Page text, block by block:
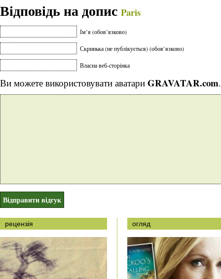
Відповідь на допис Paris
Ім’я (обов’язково)
Скринька (не публікується) (обов’язково)
Власна веб-сторінка
Ви можете використовувати аватари GRAVATAR.com.
рецензія огляд